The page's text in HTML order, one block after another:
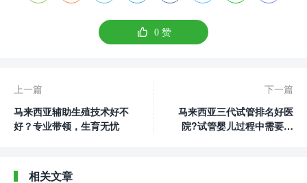
 0赞
上一篇
马来西亚辅助生殖技术好不
好？专业带领，生育无忧
下一篇
马来西亚三代试管排名好医
院?试管婴儿过程中需要打
相关文章